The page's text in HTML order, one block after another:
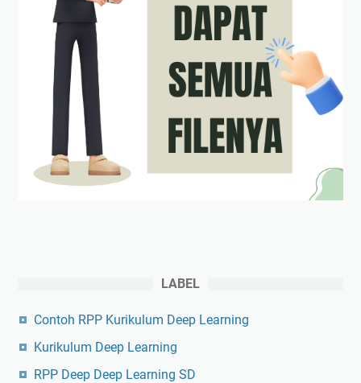
LABEL
Contoh RPP Kurikulum Deep Learning
Kurikulum Deep Learning
RPP Deep Deep Learning SD